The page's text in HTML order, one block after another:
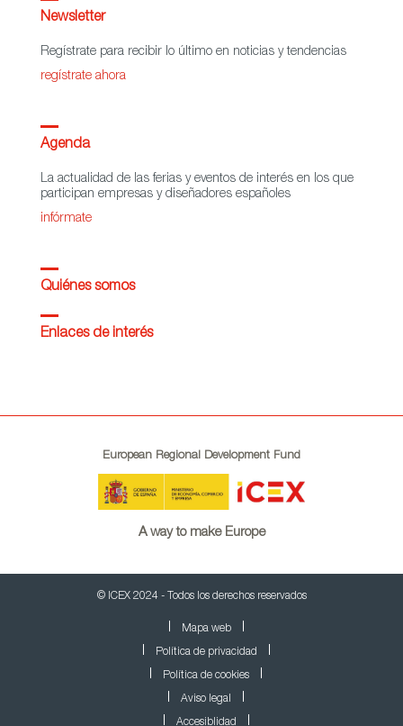
Newsletter
Regístrate para recibir lo último en noticias y tendencias
regístrate ahora
Agenda
La actualidad de las ferias y eventos de interés en los que
participan empresas y diseñadores españoles
infórmate
Quiénes somos
Enlaces de interés
European Regional Development Fund
A way to make Europe
© ICEX 2024 - Todos los derechos reservados
Mapa web
Política de privacidad
Política de cookies
Aviso legal
Accesiblidad